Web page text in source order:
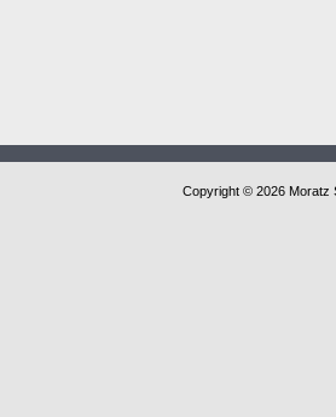
Copyright © 2026 Moratz